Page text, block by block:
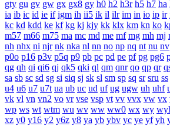
gty gu gv gw gx gx8 gy h0 h2 h3r h5 h7 ha
ia ib ic id ie if igm ih ii5 ik il ilr im in io ip ir
kc kd kdd ke kf kg kj kjy kk klx km kn ko
m57 m66 m75 ma mc md me mf mg mh mj
nh nhx ni njr nk nka nl nn no np nq nt nu nv
p0o p16 p3v p5q p9 pb pc pd pe pf pg pg6
qg qh qi qi6 qj qk5 qki ql qm qnr qo qp qr
sa sb sc sd sg si siq sj sk sl sm sp sq sr sru ss
u4 u6 u7 u7t ua ub uc ud uf ug ugw uh uhf
vk vl vn vn2 vo vr vse vsp vt vv vvx vw vx
wp ws wt wtm wu wv ww ww0 wx wy
xz y0 y16 y2 y6z y8 ya yb ybv yc ye yf yh